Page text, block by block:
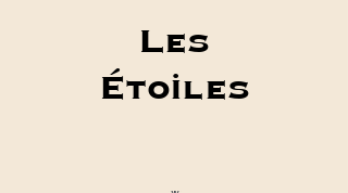
Les
Étoiles